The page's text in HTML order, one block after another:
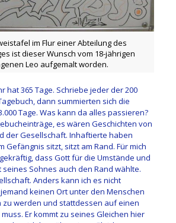
im Flur einer Abteilung des
ist dieser Wunsch vom 18-jährigen
Leo aufgemalt worden.
hat 365 Tage. Schriebe jeder der 200
dann summierten sich die
Tage. Was kann da alles passieren?
es wären Geschichten von
der Gesellschaft. Inhaftierte haben
Gefängnis sitzt, sitzt am Rand. Für mich
dass Gott für die Umstände und
Sohnes auch den Rand wählte.
Anders kann ich es nicht
keinen Ort unter den Menschen
zu werden und stattdessen auf einen
Er kommt zu seines Gleichen hier